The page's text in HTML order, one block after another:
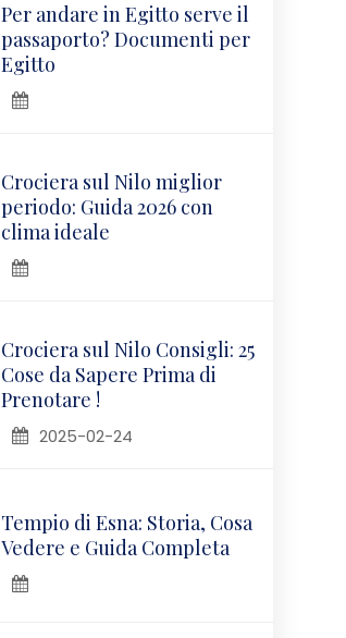
Per andare in Egitto serve il
passaporto? Documenti per
Egitto
Crociera sul Nilo miglior
periodo: Guida 2026 con
clima ideale
Crociera sul Nilo Consigli: 25
Cose da Sapere Prima di
Prenotare !
2025-02-24
Tempio di Esna: Storia, Cosa
Vedere e Guida Completa